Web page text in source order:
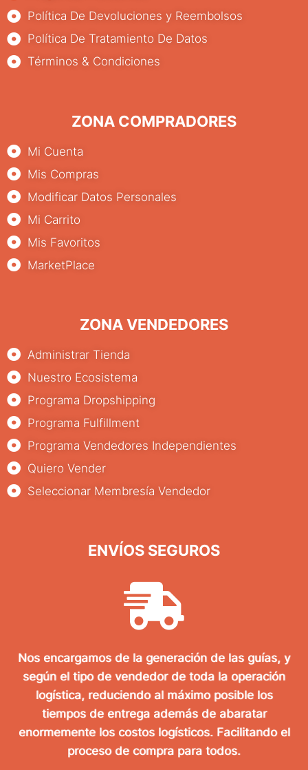
Política De Devoluciones y Reembolsos
Política De Tratamiento De Datos
Términos & Condiciones
ZONA COMPRADORES
Mi Cuenta
Mis Compras
Modificar Datos Personales
Mi Carrito
Mis Favoritos
MarketPlace
ZONA VENDEDORES
Administrar Tienda
Nuestro Ecosistema
Programa Dropshipping
Programa Fulfillment
Programa Vendedores Independientes
Quiero Vender
Seleccionar Membresía Vendedor
ENVÍOS SEGUROS
Nos encargamos de la generación de las guías, y
según el tipo de vendedor de toda la operación
logística, reduciendo al máximo posible los
tiempos de entrega además de abaratar
enormemente los costos logísticos. Facilitando el
proceso de compra para todos.